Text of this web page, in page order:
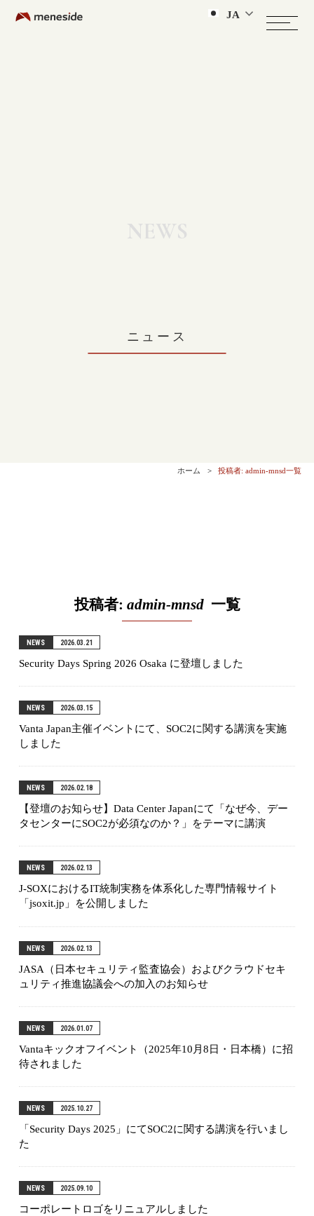
ニュース
ホーム 投稿者:admin-mnsd一覧
投稿者: admin-mnsd 一覧
NEWS 2026.03.21
Security Days Spring 2026 Osaka に登壇しました
NEWS 2026.03.15
Vanta Japan主催イベントにて、SOC2に関する講演を実施
しました
NEWS 2026.02.18
【登壇のお知らせ】Data Center Japanにて「なぜ今、デー
タセンターにSOC2が必須なのか？」をテーマに講演
NEWS 2026.02.13
J-SOXにおけるIT統制実務を体系化した専門情報サイト
「jsoxit.jp」を公開しました
NEWS 2026.02.13
JASA（日本セキュリティ監査協会）およびクラウドセキ
ュリティ推進協議会への加入のお知らせ
NEWS 2026.01.07
Vantaキックオフイベント（2025年10月8日・日本橋）に招
待されました
NEWS 2025.10.27
「Security Days 2025」にてSOC2に関する講演を行いまし
た
NEWS 2025.09.10
コーポレートロゴをリニュアルしました
JA